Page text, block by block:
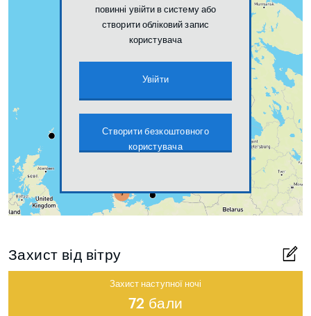
повинні увійти в систему або
створити обліковий запис
користувача
Увійти
Створити безкоштовного
користувача
Захист від вітру
Захист наступної ночі
72 бали